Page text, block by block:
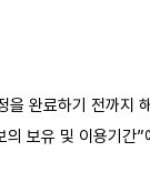
완료하기 전까지
보유 및 이용기간